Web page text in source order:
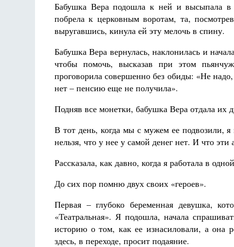
Бабушка Вера подошла к ней и высыпала в
побрела к церковным воротам, та,
выругавшись, кинула ей эту мелочь в спину.
Бабушка Вера вернулась, наклонилась и
чтобы помочь, высказав при этом
проговорила совершенно без обиды: «Не
нет – пенсию еще не получила».
Подняв все монетки, бабушка Вера отдала их
В тот день, когда мы с мужем ее подвозили,
нельзя, что у нее у самой денег нет. И что
Рассказала, как давно, когда я работала в
До сих пор помню двух своих «героев».
Первая – глубоко беременная девушка,
«Театральная». Я подошла, начала
историю о том, как ее изнасиловали, а она
здесь, в переходе, просит подаяние.